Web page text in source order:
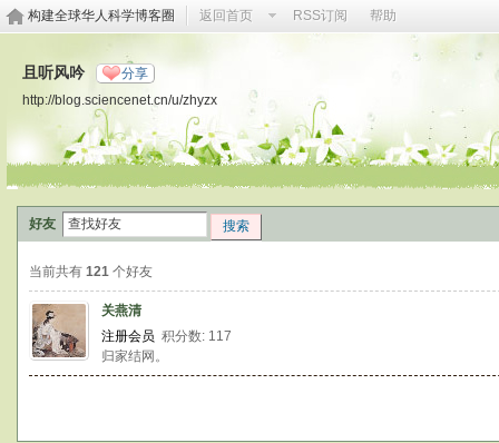
构建全球华人科学博客圈 返回首页 RSS订阅 帮助
且听风吟 分享
http://blog.sciencenet.cn/u/zhyzx
好友 搜索
当前共有 121 个好友
关燕清
注册会员 积分数: 117
归家结网。